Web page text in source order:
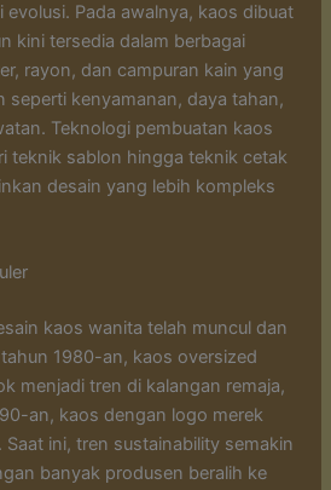
evolusi. Pada awalnya, kaos dibuat
kini tersedia dalam berbagai
rayon, dan campuran kain yang
seperti kenyamanan, daya tahan,
Teknologi pembuatan kaos
teknik sablon hingga teknik cetak
desain yang lebih kompleks
kaos wanita telah muncul dan
1980-an, kaos oversized
menjadi tren di kalangan remaja,
an, kaos dengan logo merek
ini, tren sustainability semakin
banyak produsen beralih ke